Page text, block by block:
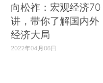
向松祚：宏观经济70
讲，带你了解国内外
经济大局
2022年04月06日